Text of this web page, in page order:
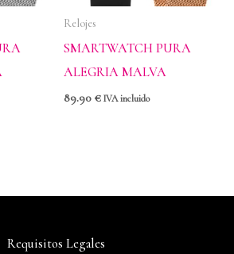
Relojes
SMARTWATCH PURA
ALEGRIA MALVA
89.90 € IVA incluido
Requisitos Legales